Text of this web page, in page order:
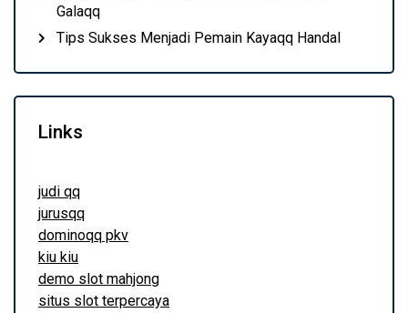
Galaqq
Tips Sukses Menjadi Pemain Kayaqq Handal
Links
judi qq
jurusqq
dominoqq pkv
kiu kiu
demo slot mahjong
situs slot terpercaya